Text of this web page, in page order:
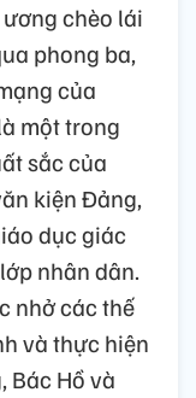
chèo lái
phong ba,
của
một trong
sắc của
kiện Đảng,
dục giác
nhân dân.
nhở các thế
và thực hiện
Bác Hồ và